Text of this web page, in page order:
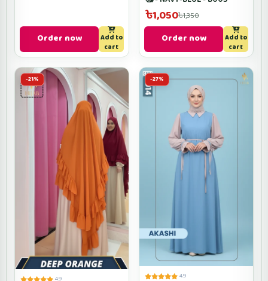
Order now
Add to
cart
৳1,050৳1,350
Order now
Add to
cart
-21% -27%
4.9